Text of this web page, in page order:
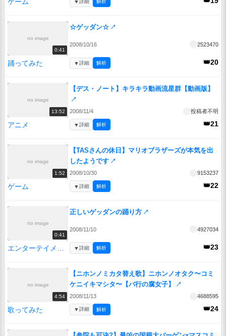
▼詳細 解析
no image
0:41
☆ゲッダン☆ ↗
2008/10/16 2523470
踊ってみた 👑20
▼詳細 解析
no image
13:52
【デス・ノート】キラキラ動画流星群【動画版】
↗
2008/11/4 投稿者不明
アニメ 👑21
▼詳細 解析
no image
1:52
【TASさんの休日】マリオブラザーズが本気を出
したようです ↗
2008/10/30 9153237
ゲーム 👑22
▼詳細 解析
no image
0:41
正しいゲッダンの踊り方 ↗
2008/11/10 4927034
👑23
▼詳細 解析
no image
4:54
【ニホンノミカタ替え歌】ニホンノオタク〜コミ
ケニイキマシタ〜【バ行の腐女子】
↗
2008/11/13 4688595
歌ってみた 👑24
▼詳細 解析